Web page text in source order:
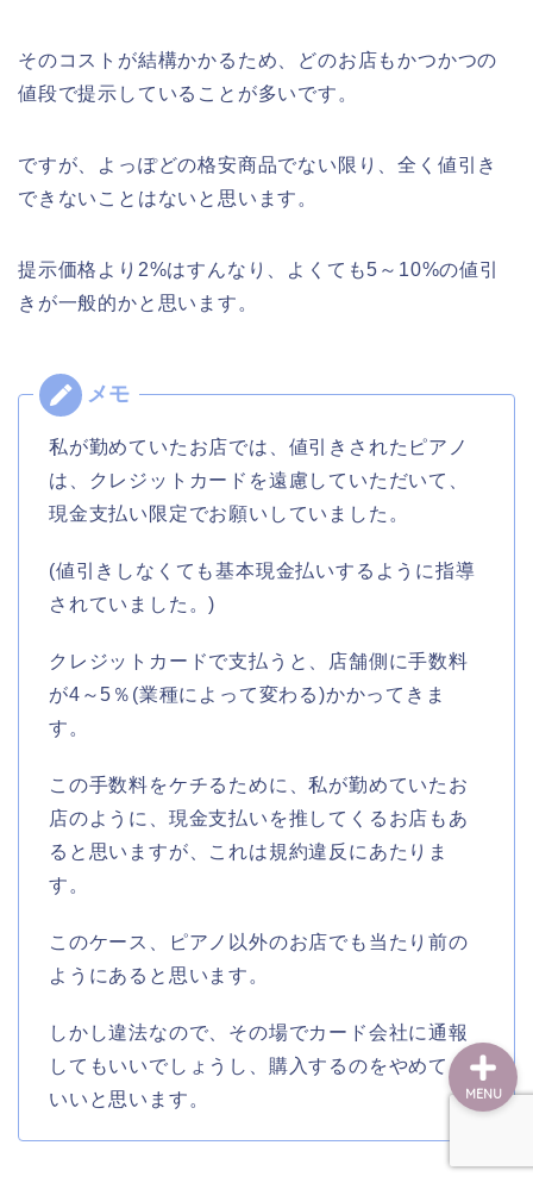
そのコストが結構かかるため、どのお店もかつかつの
値段で提示していることが多いです。
ですが、よっぽどの格安商品でない限り、全く値引き
できないことはないと思います。
提示価格より2%はすんなり、よくても5～10%の値引
きが一般的かと思います。
私が勤めていたお店では、値引きされたピアノ
は、クレジットカードを遠慮していただいて、
現金支払い限定でお願いしていました。
(値引きしなくても基本現金払いするように指導
されていました。)
クレジットカードで支払うと、店舗側に手数料
が4～5％(業種によって変わる)かかってきま
す。
この手数料をケチるために、私が勤めていたお
店のように、現金支払いを推してくるお店もあ
ると思いますが、これは規約違反にあたりま
す。
このケース、ピアノ以外のお店でも当たり前の
ようにあると思います。
しかし違法なので、その場でカード会社に通報
してもいいでしょうし、購入するのをやめても
いいと思います。
MENU
調律・修理
調律予約
出張エリア